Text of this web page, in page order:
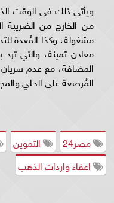
ويأتى ذلك فى الوقت
من الخارج من الضريبة
مشغولة، وكذا المُعدة
معادن ثمينة، والتي
المضافة، مع عدم سريان
المُرصعة على الحلي
مصر24 التموين
اعفاء واردات الذهب